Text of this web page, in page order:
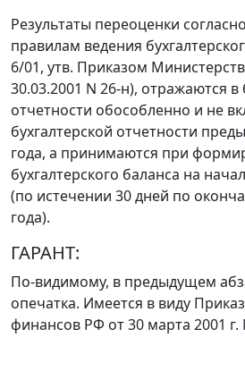
Результаты переоценки
правилам ведения
6/01, утв. Приказом
30.03.2001 N 26-н), отражаются в
отчетности обособленно и не
бухгалтерской отчетности
года, а принимаются при
бухгалтерского баланса на
(по истечении 30 дней по
года).
ГАРАНТ:
По-видимому, в предыдущем
опечатка. Имеется в виду
финансов РФ от 30 марта 2001 г.